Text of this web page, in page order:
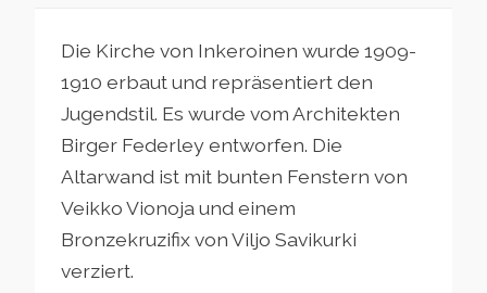
Die Kirche von Inkeroinen wurde 1909-
1910 erbaut und repräsentiert den
Jugendstil. Es wurde vom Architekten
Birger Federley entworfen. Die
Altarwand ist mit bunten Fenstern von
Veikko Vionoja und einem
Bronzekruzifix von Viljo Savikurki
verziert.